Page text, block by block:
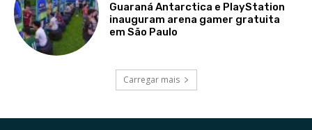
Guaraná Antarctica e PlayStation
inauguram arena gamer gratuita
em São Paulo
Carregar mais